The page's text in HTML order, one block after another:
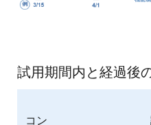
試用期間内と経過後
コン